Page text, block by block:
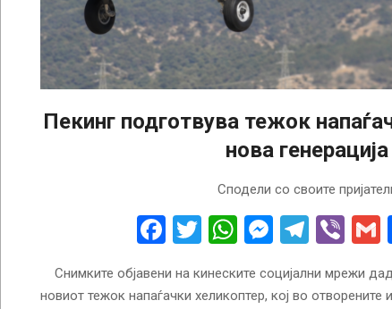
Пекинг подготвува тежок
нова генерација
Сподели со своите
Facebook
Twitter
WhatsApp
Снимките објавени на кинеските социјални мрежи
новиот тежок напаѓачки хеликоптер, кој во